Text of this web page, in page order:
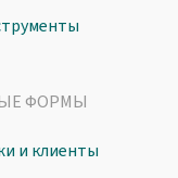
ФОРМЫ
и клиенты